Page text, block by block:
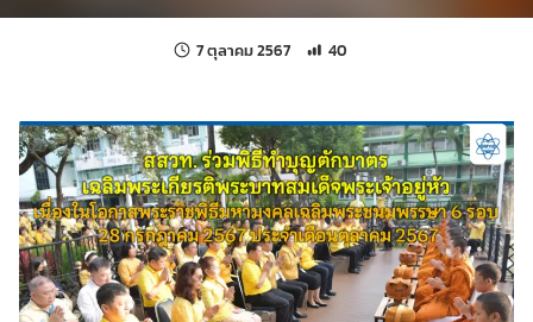
7 ตุลาคม 2567 แก้ไขล่าสุดเมื่อ:
จำนวนการเข้าชม 40 ครั้ง
40